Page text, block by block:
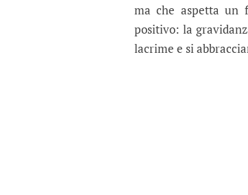
ma che aspetta un
positivo: la
lacrime e si